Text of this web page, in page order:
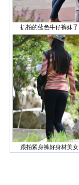
抓拍的蓝色牛仔裤妹子
跟拍紧身裤好身材美女